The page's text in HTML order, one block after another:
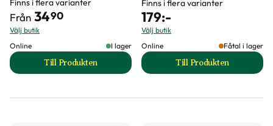
Finns i flera varianter
Från 3490
Välj butik
Online
I lager
Till Produkten
till Keramikfat Irja produktsida
Finns i flera varianter
179:-
Välj butik
Online
Fåtal i lager
Till Produkten
till Keramikfat Irja